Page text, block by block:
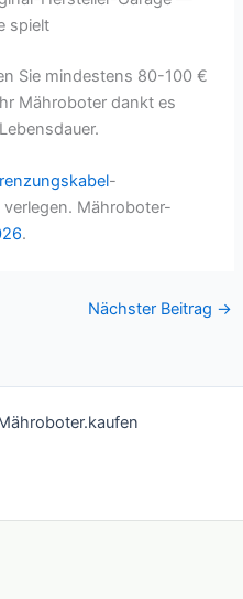
spielt
Sie mindestens 80-100 €
Mähroboter dankt es
-
Mähroboter-
.
Nächster Beitrag →